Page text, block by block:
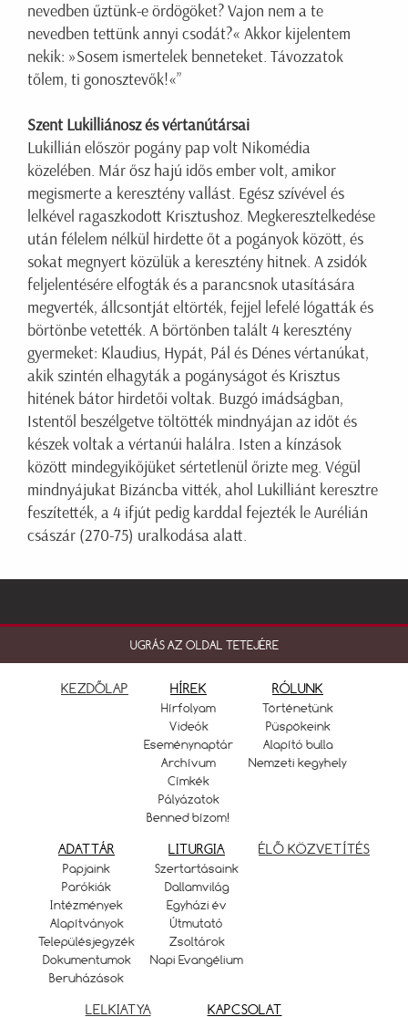
nevedben űztünk-e ördögöket? Vajon nem a te
nevedben tettünk annyi csodát?« Akkor kijelentem
nekik: »Sosem ismertelek benneteket. Távozzatok
tőlem, ti gonosztevők!«”
Szent Lukilliánosz és vértanútársai
Lukillián először pogány pap volt Nikomédia
közelében. Már ősz hajú idős ember volt, amikor
megismerte a keresztény vallást. Egész szívével és
lelkével ragaszkodott Krisztushoz. Megkeresztelkedése
után félelem nélkül hirdette őt a pogányok között, és
sokat megnyert közülük a keresztény hitnek. A zsidók
feljelentésére elfogták és a parancsnok utasítására
megverték, állcsontját eltörték, fejjel lefelé lógatták és
börtönbe vetették. A börtönben talált 4 keresztény
gyermeket: Klaudius, Hypát, Pál és Dénes vértanúkat,
akik szintén elhagyták a pogányságot és Krisztus
hitének bátor hirdetői voltak. Buzgó imádságban,
Istentől beszélgetve töltötték mindnyájan az időt és
készek voltak a vértanúi halálra. Isten a kínzások
között mindegyikőjüket sértetlenül őrizte meg. Végül
mindnyájukat Bizáncba vitték, ahol Lukilliánt keresztre
feszítették, a 4 ifjút pedig karddal fejezték le Aurélián
császár (270-75) uralkodása alatt.
UGRÁS AZ OLDAL TETEJÉRE
KEZDŐLAP HÍREK
Hírfolyam
Videók
Eseménynaptár
Archívum
Címkék
Pályázatok
Benned bízom!
RÓLUNK
Történetünk
Püspökeink
Alapító bulla
Nemzeti kegyhely
ADATTÁR
Papjaink
Parókiák
Intézmények
Alapítványok
Településjegyzék
Dokumentumok
Beruházások
LITURGIA
Szertartásaink
Dallamvilág
Egyházi év
Útmutató
Zsoltárok
Napi Evangélium
ÉLŐ KÖZVETÍTÉS
LELKIATYA KAPCSOLAT